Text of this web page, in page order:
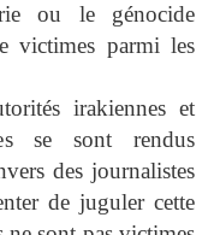
ou le génocide
victimes parmi les
irakiennes et
se sont rendus
des journalistes
de juguler cette